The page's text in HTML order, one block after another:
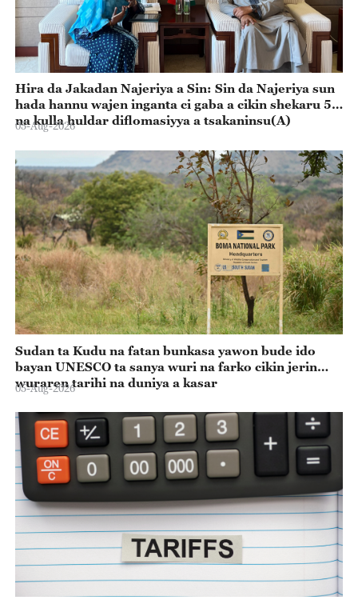
Hira da Jakadan Najeriya a Sin: Sin da Najeriya sun
hada hannu wajen inganta ci gaba a cikin shekaru 55
na kulla huldar diflomasiyya a tsakaninsu(A)
05-Aug-2026
Sudan ta Kudu na fatan bunkasa yawon bude ido
bayan UNESCO ta sanya wuri na farko cikin jerin
wuraren tarihi na duniya a kasar
05-Aug-2026